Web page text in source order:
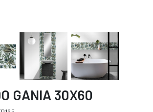
GANIA 30X60